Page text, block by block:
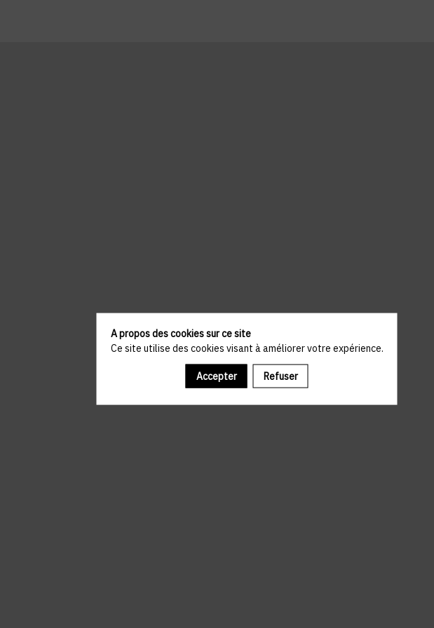
Il manque du contenu : rafraichissez votre navigateur
A propos des cookies sur ce site
Ce site utilise des cookies visant à améliorer votre expérience.
Accepter Refuser